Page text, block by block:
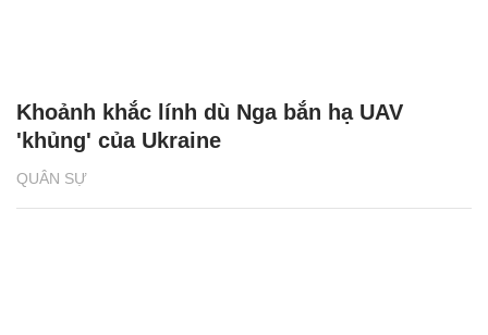
QUÂN SỰ
Khoảnh khắc lính dù Nga bắn hạ UAV
'khủng' của Ukraine